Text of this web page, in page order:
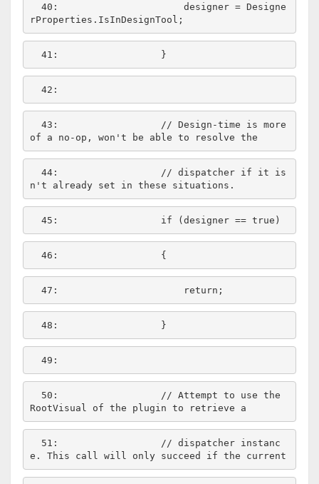
  40:
                    designer = Designe
  41:
  42:
  43:
// Design-time is more
of a no-op, won't be able to resolve the
  44:
// dispatcher if it is
n't already set in these situations.
  45:
if (designer == true
  46:
  47:
return
  48:
  49:
  50:
// Attempt to use the
RootVisual of the plugin to retrieve a
  51:
// dispatcher instanc
e. This call will only succeed if the current